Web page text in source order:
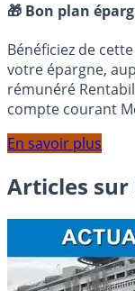
🎁 Bon plan
Bénéficiez de
votre épargne,
rémunéré
compte courant
En savoir plus
Articles